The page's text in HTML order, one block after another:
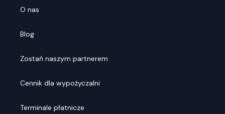
O nas
Blog
Zostań naszym partnerem
Cennik dla wypożyczalni
Terminale płatnicze